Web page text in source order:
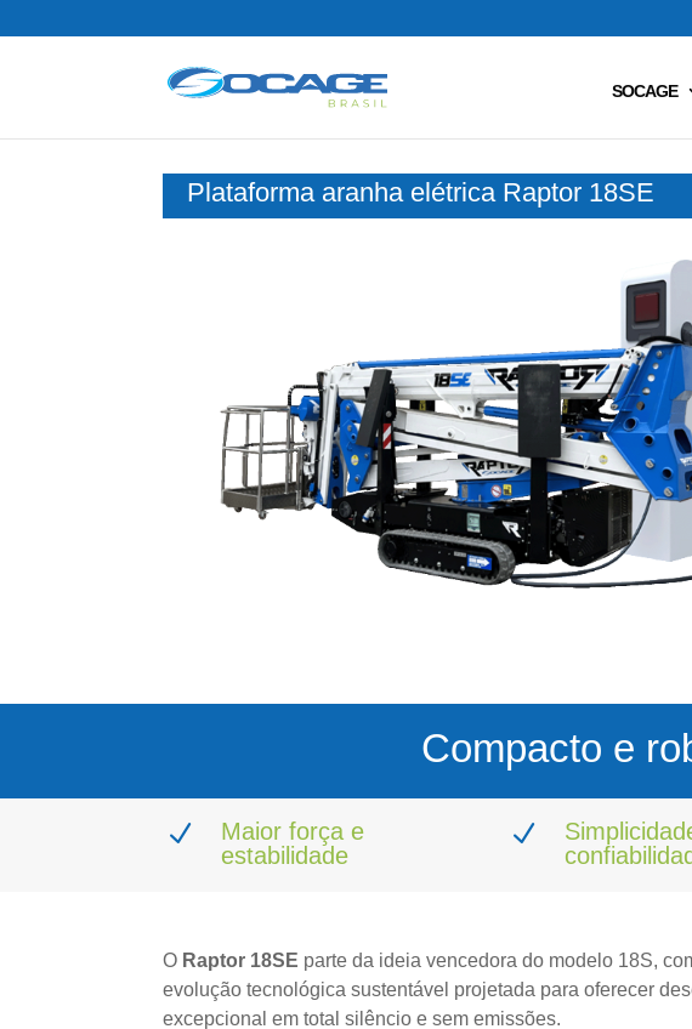
SOCAGE
Plataforma aranha elétrica Raptor 18SE
Compacto e
N
Maior força e
estabilidade
N
O Raptor 18SE parte da ideia vencedora do modelo 18S,
evolução tecnológica sustentável projetada para oferecer
excepcional em total silêncio e sem emissões.